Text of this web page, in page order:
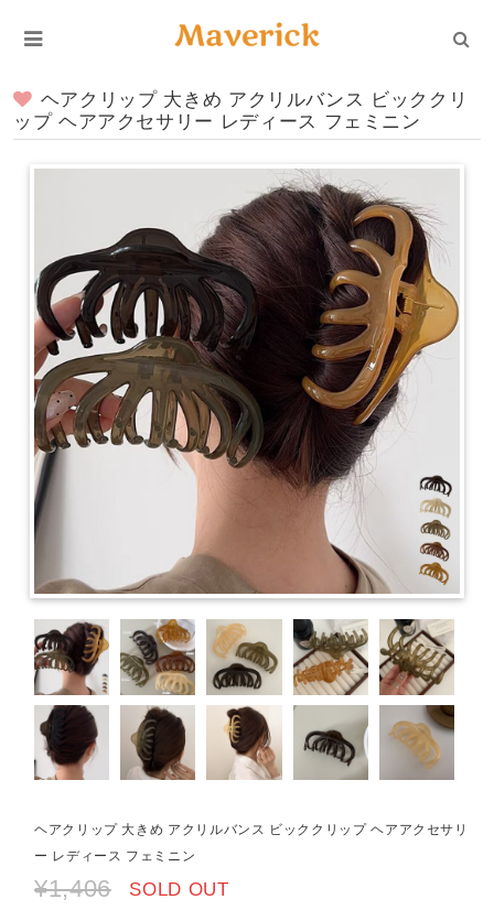
ヘアクリップ 大きめ アクリルバンス ビッククリ
ップ ヘアアクセサリー レディース フェミニン
ヘアクリップ 大きめ アクリルバンス ビッククリップ ヘアアクセサリ
ー レディース フェミニン
¥1,406 SOLD OUT